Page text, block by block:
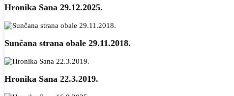
Hronika Sana 29.12.2025.
Sunčana strana obale 29.11.2018.
Hronika Sana 22.3.2019.